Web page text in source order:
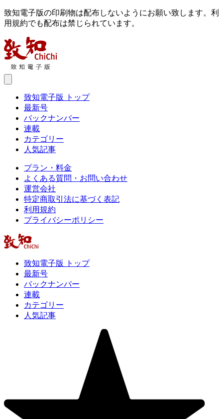
致知電子版の印刷物は配布しないようにお願い致します。利
用規約でも配布は禁じられています。
致知電子版 トップ
最新号
バックナンバー
連載
カテゴリー
人気記事
プラン・料金
よくある質問・お問い合わせ
運営会社
特定商取引法に基づく表記
利用規約
プライバシーポリシー
致知電子版 トップ
最新号
バックナンバー
連載
カテゴリー
人気記事